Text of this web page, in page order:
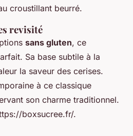
croustillant beurré.
revisité
sans gluten, ce
Sa base subtile à la
la saveur des cerises.
à ce classique
son charme traditionnel.
boxsucree.fr/.